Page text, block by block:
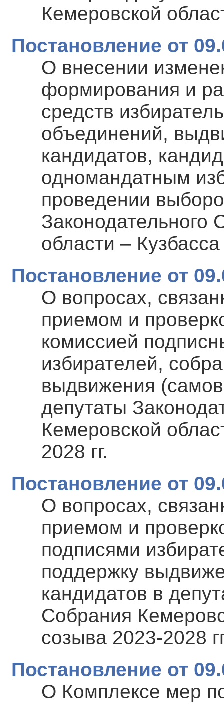
Кемеровской
Постановление от
О внесении
формирования и
средств
объединений,
кандидатов,
одномандатным
проведении
Законодательного
области – Кузбасса
Постановление от
О вопросах,
приемом и
комиссией
избирателей,
выдвижения
депутаты
Кемеровской
2028 гг.
Постановление от
О вопросах,
приемом и
подписями
поддержку
кандидатов в
Собрания
созыва 2023-2028
Постановление от
О Комплексе мер